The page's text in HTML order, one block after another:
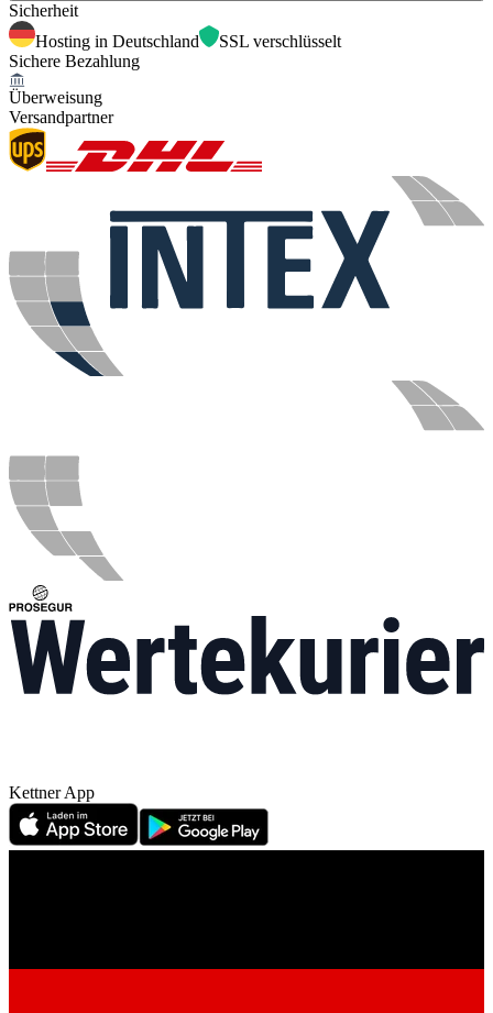
Sicherheit
Hosting in Deutschland
SSL verschlüsselt
Sichere Bezahlung
Überweisung
Versandpartner
Kettner App